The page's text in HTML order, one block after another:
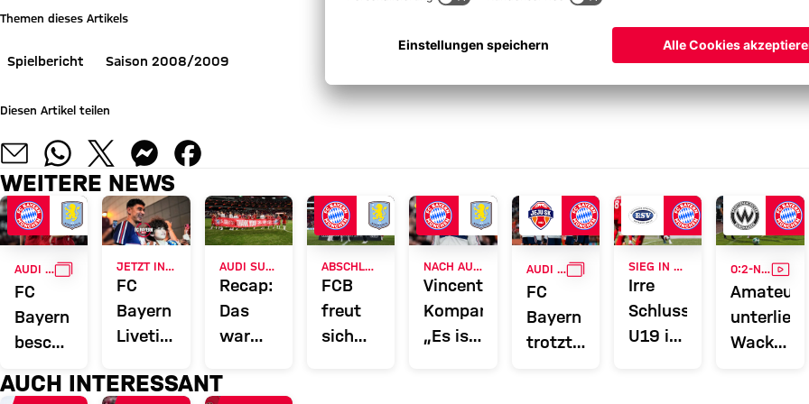
Themen dieses Artikels
Spielbericht Saison 2008/2009
Diesen Artikel teilen
WEITERE NEWS
AUDI FOOTBALL SUMMITGALLERIE
FC
Bayern
beschließt
Summer
FC
Bayern
Liveticker:
Infos
Recap:
Das
war
FCB
freut
sich
Vincent
Kompany:
„Es ist
AUDI FOOTBALL SUMMITGALLERIE
FC
Bayern
trotzt
Irre
Schlussphase:
U19 in
0:2-NIEDERLAGE
Amateure
Wacker
AUCH INTERESSANT